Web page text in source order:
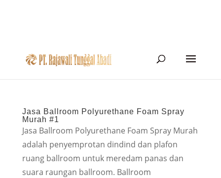
Jasa Ballroom Polyurethane Foam Spray
Murah #1
Jasa Ballroom Polyurethane Foam Spray Murah
adalah penyemprotan dindind dan plafon
ruang ballroom untuk meredam panas dan
suara raungan ballroom. Ballroom